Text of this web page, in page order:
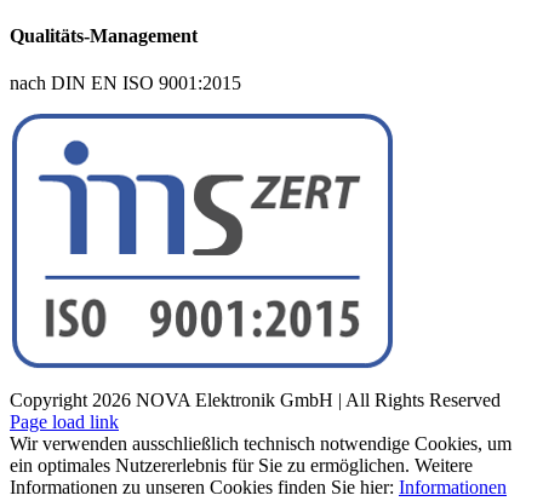
Qualitäts-Management
nach DIN EN ISO 9001:2015
Copyright 2026 NOVA Elektronik GmbH | All Rights Reserved
Page load link
Wir verwenden ausschließlich technisch notwendige Cookies, um
ein optimales Nutzererlebnis für Sie zu ermöglichen. Weitere
Informationen zu unseren Cookies finden Sie hier: Informationen